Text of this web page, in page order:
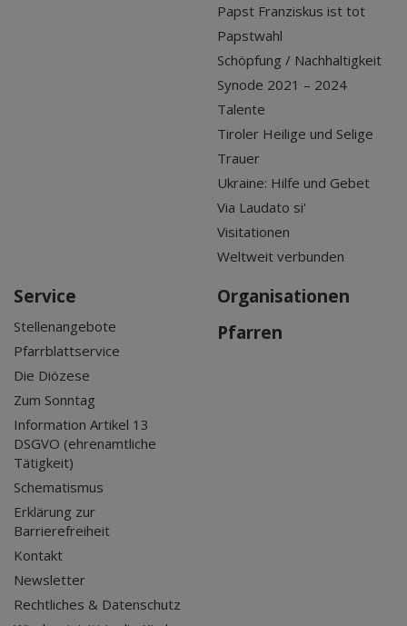
Papst Franziskus ist tot
Papstwahl
Schöpfung / Nachhaltigkeit
Synode 2021 – 2024
Talente
Tiroler Heilige und Selige
Trauer
Ukraine: Hilfe und Gebet
Via Laudato si'
Visitationen
Weltweit verbunden
Service
Stellenangebote
Pfarrblattservice
Die Diözese
Zum Sonntag
Information Artikel 13
DSGVO (ehrenamtliche
Tätigkeit)
Schematismus
Erklärung zur
Barrierefreiheit
Kontakt
Newsletter
Rechtliches & Datenschutz
Organisationen
Pfarren